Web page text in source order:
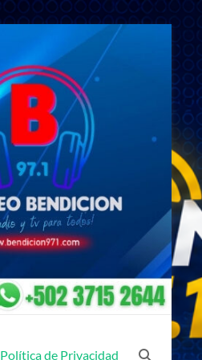
Política de Privacidad